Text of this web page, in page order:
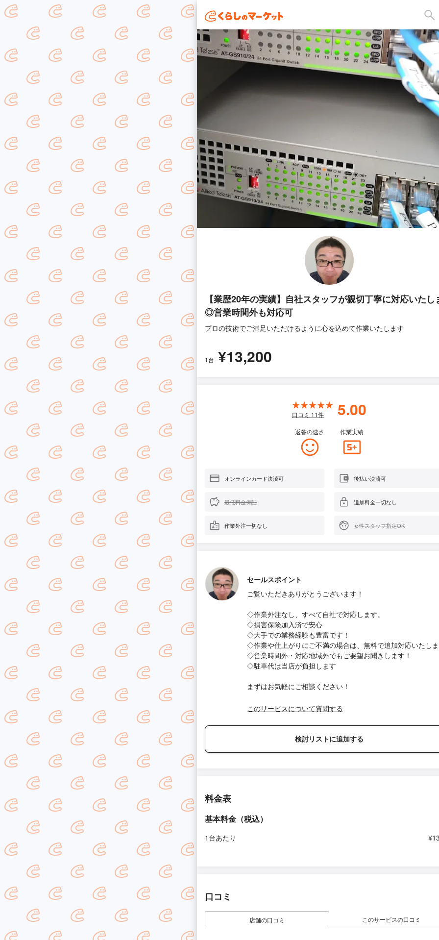
【業歴20年の実績】自社スタッフが親切丁寧に対応いたし
◎営業時間外も対応可
プロの技術でご満足いただけるように心を込めて作業いたします
1台 ¥13,200
口コミ 11件 5.00
返答の速さ 作業実績
オンラインカード決済可 後払い決済可
最低料金保証 追加料金一切なし
作業外注一切なし 女性スタッフ指定OK
セールスポイント
ご覧いただきありがとうございます！
◇作業外注なし、すべて自社で対応します。
◇損害保険加入済で安心
◇大手での業務経験も豊富です！
◇作業や仕上がりにご不満の場合は、無料で追加対応いたし
◇営業時間外・対応地域外でもご要望お聞きします！
◇駐車代は当店が負担します
まずはお気軽にご相談ください！
このサービスについて質問する
検討リストに追加する
料金表
基本料金（税込）
1台あたり
口コミ
店舗の口コミ このサービスの口コミ